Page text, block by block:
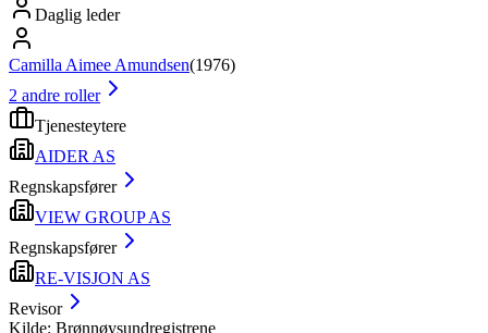
Daglig leder
Camilla Aimee Amundsen(1976)
2 andre roller
Tjenesteytere
AIDER AS
Regnskapsfører
VIEW GROUP AS
Regnskapsfører
RE-VISJON AS
Revisor
Kilde: Brønnøysundregistrene